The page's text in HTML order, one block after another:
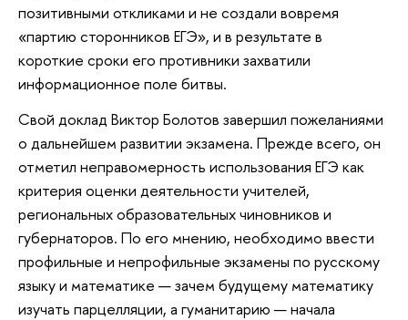
позитивными откликами и не создали вовремя
«партию сторонников ЕГЭ», и в результате в
короткие сроки его противники захватили
информационное поле битвы.
Свой доклад Виктор Болотов завершил пожеланиями
о дальнейшем развитии экзамена. Прежде всего, он
отметил неправомерность использования ЕГЭ как
критерия оценки деятельности учителей,
региональных образовательных чиновников и
губернаторов. По его мнению, необходимо ввести
профильные и непрофильные экзамены по русскому
языку и математике — зачем будущему математику
изучать парцелляции, а гуманитарию — начала